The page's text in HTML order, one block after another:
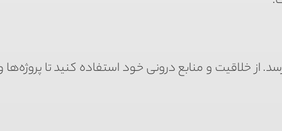
از خلاقیت و منابع درونی خود استفاده کنید تا